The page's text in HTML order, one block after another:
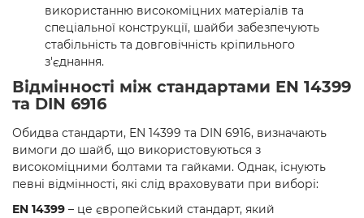
використанню високоміцних матеріалів та
спеціальної конструкції, шайби забезпечують
стабільність та довговічність кріпильного
з'єднання.
Відмінності між стандартами EN 14399
та DIN 6916
Обидва стандарти, EN 14399 та DIN 6916, визначають
вимоги до шайб, що використовуються з
високоміцними болтами та гайками. Однак, існують
певні відмінності, які слід враховувати при виборі:
EN 14399 – це європейський стандарт, який